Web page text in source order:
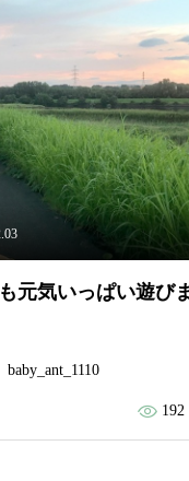
元気いっぱい遊び
baby_ant_1110
192